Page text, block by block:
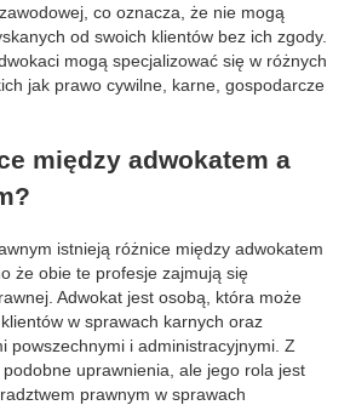
co oznacza, że nie mogą
od swoich klientów bez ich zgody.
mogą specjalizować się w różnych
jak prawo cywilne, karne, gospodarcze
między adwokatem a
istnieją różnice między adwokatem
że obie te profesje zajmują się
Adwokat jest osobą, która może
w sprawach karnych oraz
powszechnymi i administracyjnymi. Z
uprawnienia, ale jego rola jest
prawnym w sprawach